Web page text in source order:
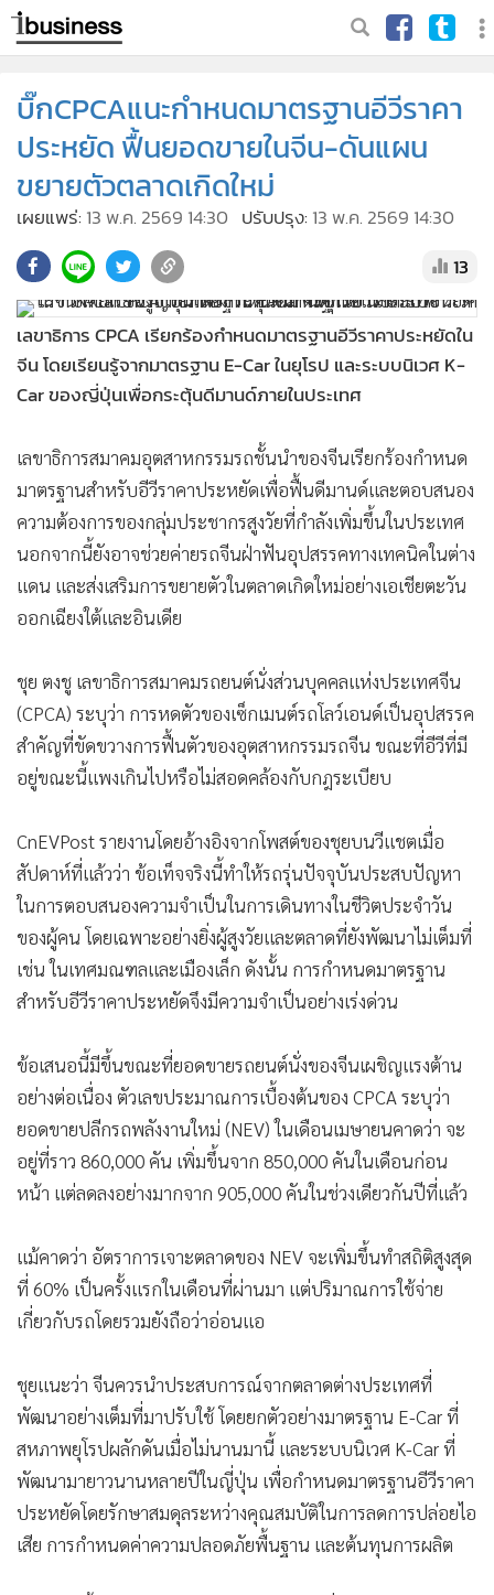
บิ๊กCPCAแนะกำหนดมาตรฐานอีวีราคา
ประหยัด ฟื้นยอดขายในจีน-ดันแผน
ขยายตัวตลาดเกิดใหม่
เผยแพร่: 13 พ.ค. 2569 14:30 ปรับปรุง: 13 พ.ค. 2569 14:30
13
เลขาธิการ CPCA เรียกร้องกำหนดมาตรฐานอีวีราคาประหยัดใน
จีน โดยเรียนรู้จากมาตรฐาน E-Car ในยุโรป และระบบนิเวศ K-
Car ของญี่ปุ่นเพื่อกระตุ้นดีมานด์ภายในประเทศ
เลขาธิการสมาคมอุตสาหกรรมรถชั้นนำของจีนเรียกร้องกำหนด
มาตรฐานสำหรับอีวีราคาประหยัดเพื่อฟื้นดีมานด์และตอบสนอง
ความต้องการของกลุ่มประชากรสูงวัยที่กำลังเพิ่มขึ้นในประเทศ
นอกจากนี้ยังอาจช่วยค่ายรถจีนฝ่าฟันอุปสรรคทางเทคนิคในต่าง
แดน และส่งเสริมการขยายตัวในตลาดเกิดใหม่อย่างเอเชียตะวัน
ออกเฉียงใต้และอินเดีย
ชุย ตงชู เลขาธิการสมาคมรถยนต์นั่งส่วนบุคคลแห่งประเทศจีน
(CPCA) ระบุว่า การหดตัวของเซ็กเมนต์รถโลว์เอนด์เป็นอุปสรรค
สำคัญที่ขัดขวางการฟื้นตัวของอุตสาหกรรมรถจีน ขณะที่อีวีที่มี
อยู่ขณะนี้แพงเกินไปหรือไม่สอดคล้องกับกฎระเบียบ
CnEVPost รายงานโดยอ้างอิงจากโพสต์ของชุยบนวีแชตเมื่อ
สัปดาห์ที่แล้วว่า ข้อเท็จจริงนี้ทำให้รถรุ่นปัจจุบันประสบปัญหา
ในการตอบสนองความจำเป็นในการเดินทางในชีวิตประจำวัน
ของผู้คน โดยเฉพาะอย่างยิ่งผู้สูงวัยและตลาดที่ยังพัฒนาไม่เต็มที่
เช่น ในเทศมณฑลและเมืองเล็ก ดังนั้น การกำหนดมาตรฐาน
สำหรับอีวีราคาประหยัดจึงมีความจำเป็นอย่างเร่งด่วน
ข้อเสนอนี้มีขึ้นขณะที่ยอดขายรถยนต์นั่งของจีนเผชิญแรงต้าน
อย่างต่อเนื่อง ตัวเลขประมาณการเบื้องต้นของ CPCA ระบุว่า
ยอดขายปลีกรถพลังงานใหม่ (NEV) ในเดือนเมษายนคาดว่า จะ
อยู่ที่ราว 860,000 คัน เพิ่มขึ้นจาก 850,000 คันในเดือนก่อน
หน้า แต่ลดลงอย่างมากจาก 905,000 คันในช่วงเดียวกันปีที่แล้ว
แม้คาดว่า อัตราการเจาะตลาดของ NEV จะเพิ่มขึ้นทำสถิติสูงสุด
ที่ 60% เป็นครั้งแรกในเดือนที่ผ่านมา แต่ปริมาณการใช้จ่าย
เกี่ยวกับรถโดยรวมยังถือว่าอ่อนแอ
ชุยแนะว่า จีนควรนำประสบการณ์จากตลาดต่างประเทศที่
พัฒนาอย่างเต็มที่มาปรับใช้ โดยยกตัวอย่างมาตรฐาน E-Car ที่
สหภาพยุโรปผลักดันเมื่อไม่นานมานี้ และระบบนิเวศ K-Car ที่
พัฒนามายาวนานหลายปีในญี่ปุ่น เพื่อกำหนดมาตรฐานอีวีราคา
ประหยัดโดยรักษาสมดุลระหว่างคุณสมบัติในการลดการปล่อยไอ
เสีย การกำหนดค่าความปลอดภัยพื้นฐาน และต้นทุนการผลิต